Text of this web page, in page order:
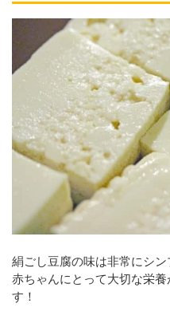
絹ごし豆腐の味は非常にシ
赤ちゃんにとって大切な栄
す！